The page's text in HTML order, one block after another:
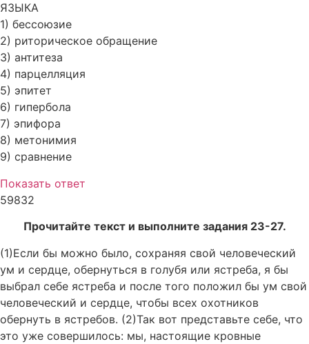
ЯЗЫКА
1) бессоюзие
2) риторическое обращение
3) антитеза
4) парцелляция
5) эпитет
6) гипербола
7) эпифора
8) метонимия
9) сравнение
Показать ответ
59832
Прочитайте текст и выполните задания 23-27.
(1)Если бы можно было, сохраняя свой человеческий
ум и сердце, обернуться в голубя или ястреба, я бы
выбрал себе ястреба и после того положил бы ум свой
человеческий и сердце, чтобы всех охотников
обернуть в ястребов. (2)Так вот представьте себе, что
это уже совершилось: мы, настоящие кровные